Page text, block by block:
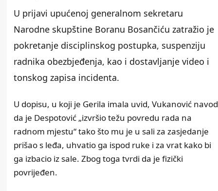
U prijavi upućenoj generalnom sekretaru
Narodne skupštine Boranu Bosančiću zatražio je
pokretanje disciplinskog postupka, suspenziju
radnika obezbjeđenja, kao i dostavljanje video i
tonskog zapisa incidenta.
U dopisu, u koji je Gerila imala uvid, Vukanović
da je Despotović „izvršio težu povredu rada na
radnom mjestu“ tako što mu je u sali za zasjedanje
prišao s leđa, uhvatio ga ispod ruke i za vrat kako bi
ga izbacio iz sale. Zbog toga tvrdi da je fizički
povrijeđen.